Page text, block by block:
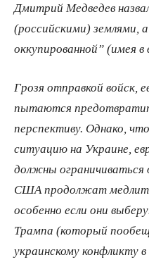
Дмитрий Медведев
(российскими) землями,
оккупированной” (имея в
Грозя отправкой войск,
пытаются
перспективу. Однако,
ситуацию на Украине,
должны ограничиваться
США продолжат
особенно если они
Трампа (который
украинскому конфликту